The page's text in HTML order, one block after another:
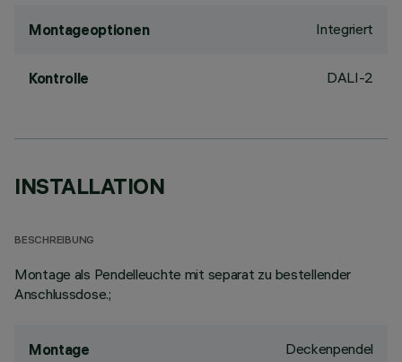
Montageoptionen Integriert
Kontrolle DALI-2
INSTALLATION
BESCHREIBUNG
Montage als Pendelleuchte mit separat zu bestellender
Anschlussdose.;
Montage Deckenpendel